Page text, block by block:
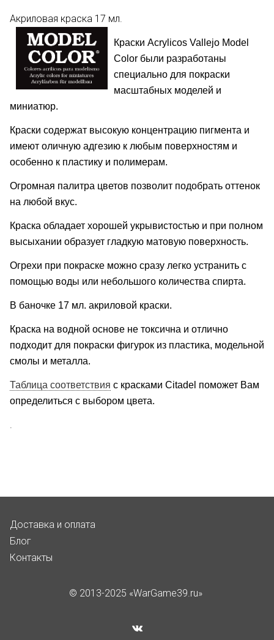
Акриловая краска 17 мл.
Краски Acrylicos Vallejo Model
Color были разработаны
специально для покраски
масштабных моделей и
миниатюр.
Краски содержат высокую концентрацию пигмента и
имеют оличную адгезию к любым поверхностям и
особенно к пластику и полимерам.
Огромная палитра цветов позволит подобрать оттенок
на любой вкус.
Краска обладает хорошей укрывистостью и при полном
высыхании образует гладкую матовую поверхность.
Огрехи при покраске можно сразу легко устранить с
помощью воды или небольшого количества спирта.
В баночке 17 мл. акриловой краски.
Краска на водной основе не токсична и отлично
подходит для покраски фигурок из пластика, модельной
смолы и металла.
Таблица соответствия с красками Citadel поможет Вам
определиться с выбором цвета.
.
Доставка и оплата
Блог
Контакты
© 2013-2025 «WarGame39.ru»